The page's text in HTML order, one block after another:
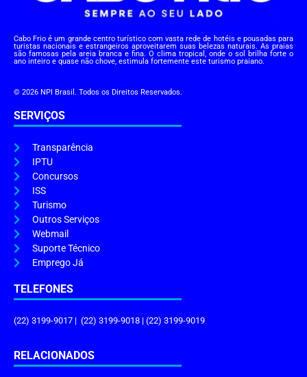
Cabo Frio é um grande centro turístico com vasta rede de hotéis e pousadas para
turistas nacionais e estrangeiros aproveitarem suas belezas naturais. As praias
são famosas pela areia branca e fina. O clima tropical, onde o sol brilha forte o
ano inteiro e quase não chove, estimula fortemente este turismo praiano.
© 2026 NPI Brasil. Todos os Direitos Reservados.
SERVIÇOS
Transparência
IPTU
Concursos
ISS
Turismo
Outros Serviços
Webmail
Suporte Técnico
Emprego Já
TELEFONES
(22) 3199-9017 | (22) 3199-9018 | (22) 3199-9019
RELACIONADOS